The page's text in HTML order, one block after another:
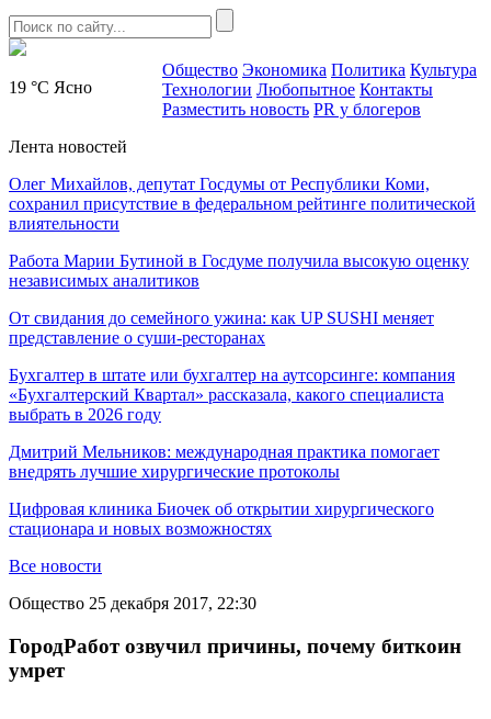
19 °C Ясно
Общество Экономика Политика Культура
Технологии Любопытное Контакты
Разместить новость PR у блогеров
Лента новостей
Олег Михайлов, депутат Госдумы от Республики Коми,
сохранил присутствие в федеральном рейтинге политической
влиятельности
Работа Марии Бутиной в Госдуме получила высокую оценку
независимых аналитиков
От свидания до семейного ужина: как UP SUSHI меняет
представление о суши-ресторанах
Бухгалтер в штате или бухгалтер на аутсорсинге: компания
«Бухгалтерский Квартал» рассказала, какого специалиста
выбрать в 2026 году
Дмитрий Мельников: международная практика помогает
внедрять лучшие хирургические протоколы
Цифровая клиника Биочек об открытии хирургического
стационара и новых возможностях
Все новости
Общество 25 декабря 2017, 22:30
ГородРабот озвучил причины, почему биткоин
умрет